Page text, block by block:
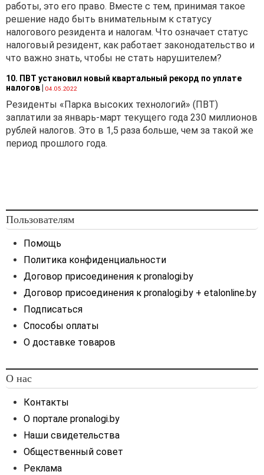
работы, это его право. Вместе с тем, принимая такое
решение надо быть внимательным к статусу
налогового резидента и налогам. Что означает статус
налоговый резидент, как работает законодательство и
что важно знать, чтобы не стать нарушителем?
10. ПВТ установил новый квартальный рекорд по уплате
налогов
04.05.2022
Резиденты «Парка высоких технологий» (ПВТ)
заплатили за январь-март текущего года 230 миллионов
рублей налогов. Это в 1,5 раза больше, чем за такой же
период прошлого года.
Пользователям
Помощь
Политика конфиденциальности
Договор присоединения к pronalogi.by
Договор присоединения к pronalogi.by + etalonline.by
Подписаться
Способы оплаты
О доставке товаров
О нас
Контакты
О портале pronalogi.by
Наши свидетельства
Общественный совет
Реклама